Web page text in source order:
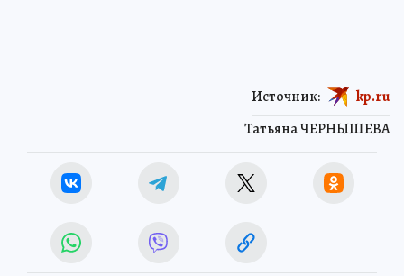
Татьяна ЧЕРНЫШЕВА
Источник: kp.ru